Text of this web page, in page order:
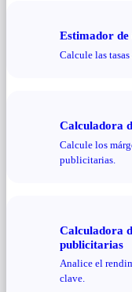
Estimador de
Calcule las tasas
Calculadora
Calcule los
publicitarias.
Calculadora
publicitarias
Analice el
clave.